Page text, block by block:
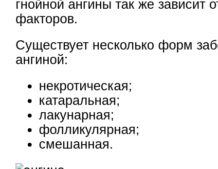
гнойной ангины так же зависит
факторов.
Существует несколько форм
ангиной:
некротическая;
катаральная;
лакунарная;
фолликулярная;
смешанная.